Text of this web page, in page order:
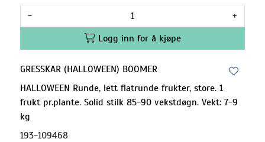
-
+
Logg inn for å kjøpe
GRESSKAR (HALLOWEEN) BOOMER
HALLOWEEN Runde, lett flatrunde frukter, store. 1
frukt pr.plante. Solid stilk 85-90 vekstdøgn. Vekt: 7-9
kg
193-109468